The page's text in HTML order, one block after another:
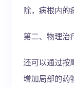
除，病根内的
第二、物理治
还可以通过按
增加局部的药